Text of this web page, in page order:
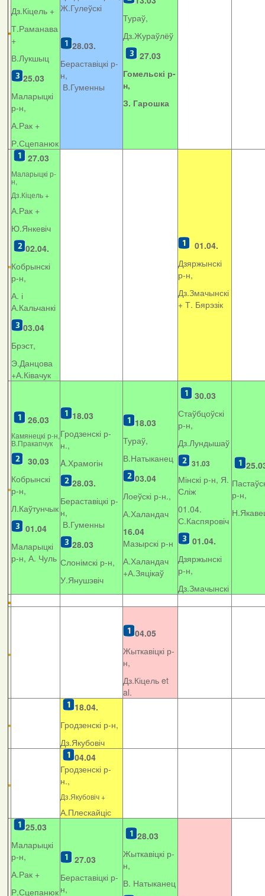
Дз.Кіцель +
Т.Раманава
+
В.Лукшыц
25.03
Маларыцкі
р-н,
А.Рак +
Р.Сцепанюк
Ж.Гулеўскі
28.03.
Бераставіцкі р-
н,
В.Гуменны
Тураў,
Дз.Жураўлёў
27.03
Гомельскі р-
н,
З. Гарошка
27.03
Маларыцкі р-
н,
Дз.Кіцель +
А.Рак +
Ю.Янкевіч
02.04.
Кобрынскі
р-н,
А. і
А.Кальчанкі
03.04
Брэст,
Э.Данцова
+А.Ківачук
01.04.
Дзяржынскі
р-н,
Дз.Змачынскі
+ Т. Бярэзік
26.03
Камянецкі р-н,
В.Пракапчук
30.03
Кобрынскі
р-н,
Л.Каўтунчык
01.04
Маларыцкі
р-н, А. Чуль
18.03
Гродзенскі р-
н.,
A.Храмогін
28.03.
Бераставіцкі р-
н,
В.Гуменны
28.03
Слонімскі р-н,
У.Янушэвіч
18.03
Тураў,
В.Натыканец
03.04
Лоеўскі р-н.,
А.Халандач
16.04
Мазырскі р-н
А.Халандач
+А.Зяцікаў
30.03
Стаўбцоўскі
р-н,
Дз.Лундышаў
31.03
Мінскі р-н, Я.
Сліж
01.04.
С.Каспяровіч
01.04.
Дзяржынскі
р-н,
Дз.Змачынскі
р-н,
04.05
Жыткавіцкі р-
н,
Дз.Кіцель et
al.
18.04.
Гродзенскі р-н,
Дз.Якубовіч
04.04
Гродзенскі р-
н.,
Дз.Якубовіч +
А.Плескайціс
25.03
Маларыцкі
р-н,
А.Рак +
Р.Сцепанюк
27.03
Бераставіцкі р-
н,
28.03
Жыткавіцкі р-
н,
В. Натыканец